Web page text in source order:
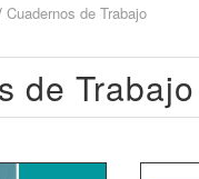
Cuadernos de Trabajo
de Trabajo